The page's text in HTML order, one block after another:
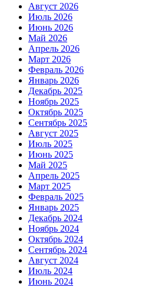
Август 2026
Июль 2026
Июнь 2026
Май 2026
Апрель 2026
Март 2026
Февраль 2026
Январь 2026
Декабрь 2025
Ноябрь 2025
Октябрь 2025
Сентябрь 2025
Август 2025
Июль 2025
Июнь 2025
Май 2025
Апрель 2025
Март 2025
Февраль 2025
Январь 2025
Декабрь 2024
Ноябрь 2024
Октябрь 2024
Сентябрь 2024
Август 2024
Июль 2024
Июнь 2024